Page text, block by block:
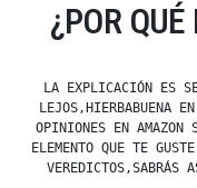
¿POR
LA EXPLICACIÓN ES
LEJOS,HIERBABUENA
OPINIONES EN AMAZON
ELEMENTO QUE TE
VEREDICTOS,SABRÁS